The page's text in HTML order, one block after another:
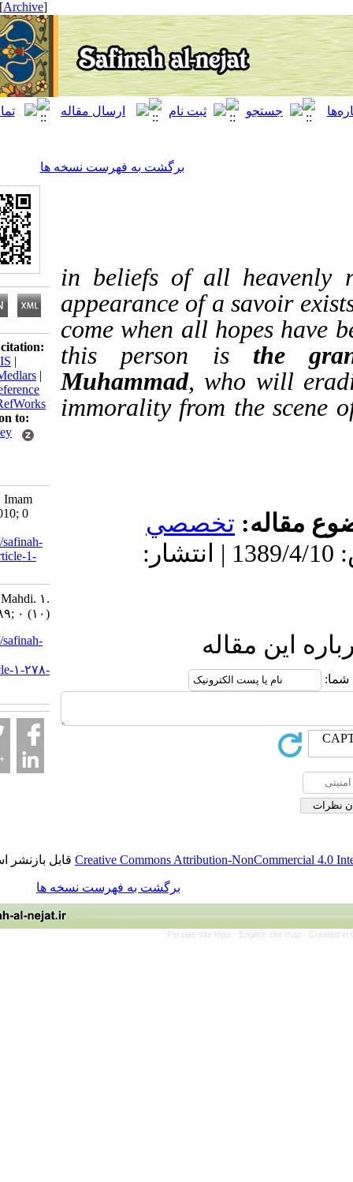
[ English ]
برگشت به فهرست نسخه ها
in beliefs of all
appearance of a
come when all hopes
this person is
Muhammad , who
immorality from the
تخصصي
دریافت: 1402/4/20 | پذیرش: 1389/4/10 | انتشار:
مقاله
Download citation:
BibTeX
RIS |
EndNote
Medlars |
ProCite
Reference
Manager
RefWorks
Send citation to:
Mendeley
Hemyari R. Imam
Mahdi. 3 2010; 0
URL:http://safinah-
al-nejat.ir/article-1-
Imam Mahdi. ۱.
۱۳۸۹; ۰ (۱۰)
URL:http://safinah-
nejat.ir/article-۱-۲۷۸-
Creative Commons Attribution-قابل بازنشر است.
برگشت به فهرست نسخه ها
Persian site map - English site